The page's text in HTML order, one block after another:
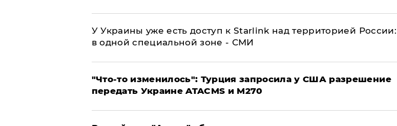
У Украины уже есть доступ к Starlink над территорией России:
в одной специальной зоне - СМИ
​"Что-то изменилось": Турция запросила у США разрешение
передать Украине ATACMS и M270